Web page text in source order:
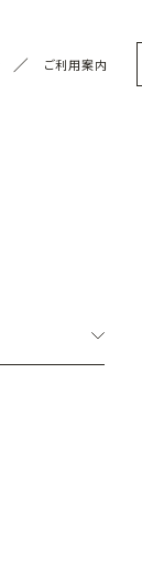
ご利用案内